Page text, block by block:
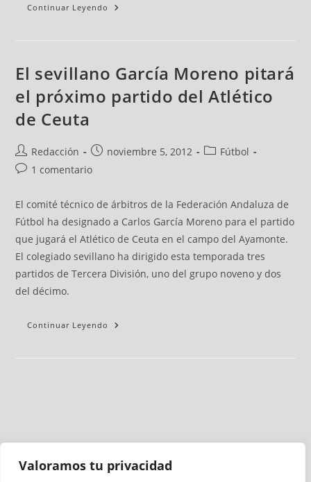
Valoramos tu privacidad
Continuar Leyendo
El sevillano García Moreno pitará
el próximo partido del Atlético
de Ceuta
Redacción noviembre 5, 2012
Fútbol
1 comentario
El comité técnico de árbitros de la Federación Andaluza de
Fútbol ha designado a Carlos García Moreno para el partido
que jugará el Atlético de Ceuta en el campo del Ayamonte.
El colegiado sevillano ha dirigido esta temporada tres
partidos de Tercera División, uno del grupo noveno y dos
del décimo.
Continuar Leyendo